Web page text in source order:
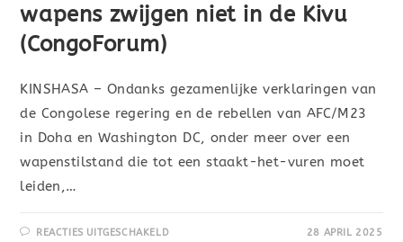
wapens zwijgen niet in de Kivu
(CongoForum)
KINSHASA – Ondanks gezamenlijke verklaringen van
de Congolese regering en de rebellen van AFC/M23
in Doha en Washington DC, onder meer over een
wapenstilstand die tot een staakt-het-vuren moet
leiden,…
REACTIES UITGESCHAKELD 28 APRIL 2025